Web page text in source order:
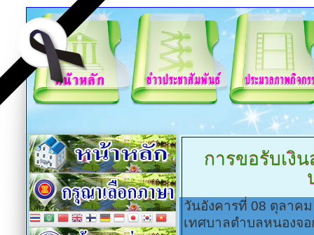
การขอรับเงิ
วันอังคารที่ 08 ตุลาค
เทศบาลตำบลหนองจ